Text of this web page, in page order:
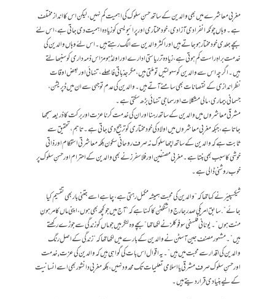
مغربی معاشرے میں بھی والدین کے ساتھ حسنِ سلوک کی اہمیت کم نہیں، لیکن اس کا انداز مختلف
ہے۔ وہاں چونکہ انفرادی آزادی، خودمختاری اور پرائیویسی کو زیادہ اہمیت دی جاتی ہے، اس لئے
بچے جلدی خودمختار ہو جاتے ہیں اور اکثر والدین سے الگ رہتے ہیں۔ اس لئے وہاں والدین کی
خدمت براہِ راست کم ہوتی ہے، زیادہ تر ریاستی ادارے اور اولڈ ہومز اس ذمہ داری کو سنبھالتے
ہیں۔ اگرچہ اس سے والدین کو سہولتیں تو ملتی ہیں، مگر جذباتی فاصلے، تنہائی اور بعض اوقات
نظراندازی کے نقصانات بھی سامنے آتے ہیں۔ والدین کی عدم توجہی سے ان میں ڈپریشن،
جسمانی بیماری، مالی مشکلات اور سماجی تنہائی بڑھ سکتی ہے۔
مشرقی معاشروں میں والدین کے ساتھ رہنا اور ان کی خدمت کرنا عزت اور برکت کا ذریعہ سمجھا
جاتا ہے، جبکہ مغربی معاشروں میں اولاد کی خودمختاری کو ترجیح دی جاتی ہے۔ تاہم، تحقیق سے
ثابت ہے کہ والدین کے ساتھ اچھا سلوک نہ صرف روحانی سکون بلکہ معاشرتی استحکام اور ذاتی
خوشی کا سبب بھی بنتا ہے۔ مغربی مصنفین اور فلاسفرز نے بھی والدین کے احترام اور حسنِ سلوک پر
خوب روشنی ڈالی ہے۔
شیکسپیئر نے کہا تھا کہ “والدین کی محبت ہمیشہ مکمل رہتی ہے، چاہے اسے جتنی بار بھی تقسیم کیا
جائے”. سابق امریکی صدر جارج واشنگٹن کا کہنا ہے کہ “آج میں جو کچھ بھی ہوں، اپنی ماں کا مرہونِ
منت ہوں”۔ یونانی فلسفی سوفوکلز نے لکھا تھا “بچے وہ لنگر ہیں جو ماں کو زندگی سے جوڑے رکھتے
ہیں”۔ مشہور مصنف جین آسٹن نے والدین کے بارے میں لکھا تھا کہ “زندگی کے اصل رنگ
والدین کی اقدار سے محبت میں ہیں”۔یہ اقوال اس بات کی گواہی ہیں کہ والدین کی عزت, خدمت
اور حسنِ سلوک صرف مشرقی یا اسلامی تعلیمات تک محدود نہیں، بلکہ مغربی دانشور بھی اسے انسانیت
کے لیے بنیادی قرار دیتے ہیں۔